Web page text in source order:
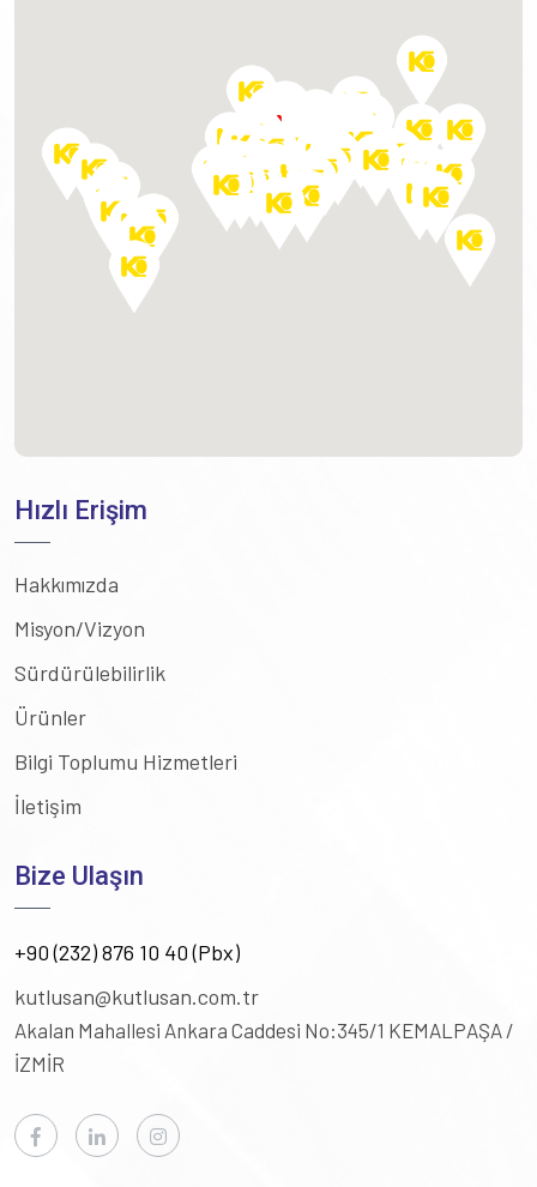
Hızlı Erişim
Hakkımızda
Misyon/Vizyon
Sürdürülebilirlik
Ürünler
Bilgi Toplumu Hizmetleri
İletişim
Bize Ulaşın
+90 (232) 876 10 40 (Pbx)
kutlusan@kutlusan.com.tr
Akalan Mahallesi Ankara Caddesi No:345/1 KEMALPAŞA /
İZMİR